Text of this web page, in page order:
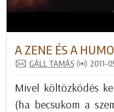
A ZENE ÉS A
GÁLL TAMÁS 2011-
Mivel költözködés
(ha becsukom a